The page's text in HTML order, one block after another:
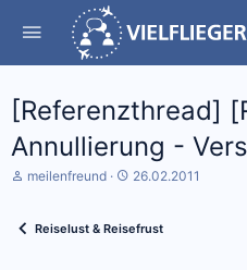
[Referenzthread]
Annullierung -
S
meilenfreund
D
u
26.02.2011
Reiselust & Reisefrust